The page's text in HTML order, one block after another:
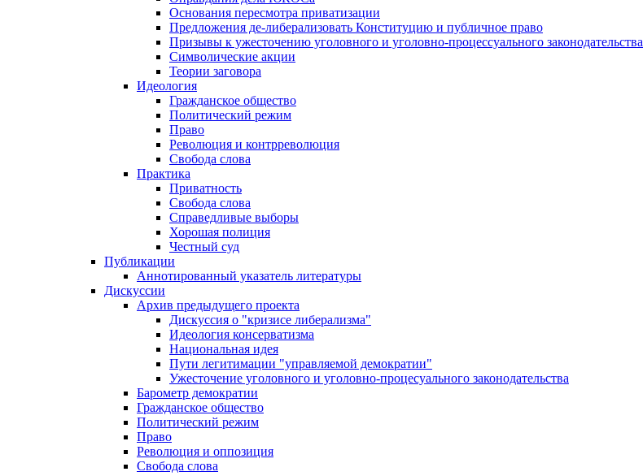
Основания пересмотра приватизации
Предложения де-либерализовать Конституцию и публичное право
Призывы к ужесточению уголовного и уголовно-процессуального законодательства
Символические акции
Теории заговора
Идеология
Гражданское общество
Политический режим
Право
Революция и контрреволюция
Свобода слова
Практика
Приватность
Свобода слова
Справедливые выборы
Хорошая полиция
Честный суд
Публикации
Аннотированный указатель литературы
Дискуссии
Архив предыдущего проекта
Дискуссия о "кризисе либерализма"
Идеология консерватизма
Национальная идея
Пути легитимации "управляемой демократии"
Ужесточение уголовного и уголовно-процесуального законодательства
Барометр демократии
Гражданское общество
Политический режим
Право
Революция и оппозиция
Свобода слова